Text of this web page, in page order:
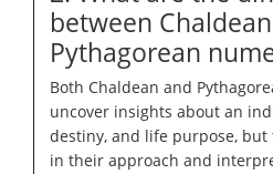
between
Pythagorean
Both Chaldean and
uncover insights about an
destiny, and life purpose,
in their approach and